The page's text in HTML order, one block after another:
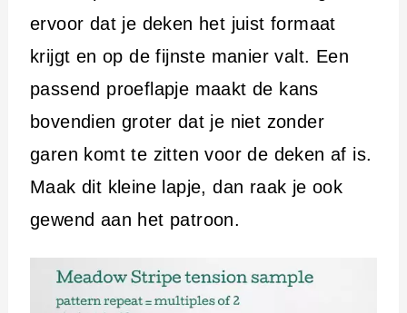
ervoor dat je deken het juist formaat
krijgt en op de fijnste manier valt. Een
passend proeflapje maakt de kans
bovendien groter dat je niet zonder
garen komt te zitten voor de deken af is.
Maak dit kleine lapje, dan raak je ook
gewend aan het patroon.